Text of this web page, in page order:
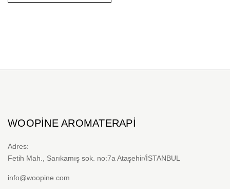
WOOPINE AROMATERAPI
Adres:
Fetih Mah., Sarıkamış sok. no:7a Ataşehir/İSTANBUL
info@woopine.com